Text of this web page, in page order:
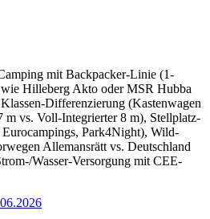
mit Backpacker-Linie (1-
Hilleberg Akto oder MSR Hubba
Differenzierung (Kastenwagen
m vs. Voll-Integrierter 8 m), Stellplatz-
Park4Night), Wild-
Allemansrätt vs. Deutschland
Wasser-Versorgung mit CEE-